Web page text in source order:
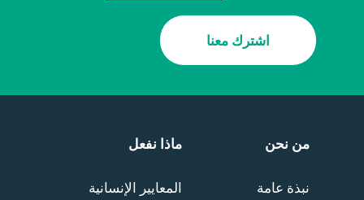
اشترك معنا
من نحن
نبذة عامة
ماذا نفعل
المعايير الإنسانية